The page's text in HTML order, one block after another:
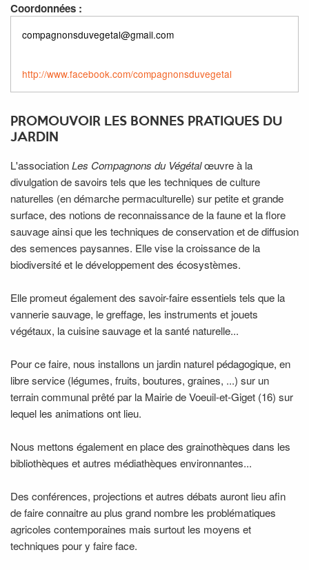
Coordonnées :
compagnonsduvegetal@gmail.com
http://www.facebook.com/compagnonsduvegetal
PROMOUVOIR LES BONNES PRATIQUES DU
JARDIN
L'associationLes Compagnons du Végétalœuvre à la
divulgation de savoirs tels que les techniques de culture
naturelles (en démarche permaculturelle) sur petite et grande
surface, des notions de reconnaissance de la faune et la flore
sauvage ainsi que les techniques de conservation et de diffusion
des semences paysannes. Elle vise la croissance de la
biodiversité et le développement des écosystèmes.
Elle promeut également des savoir-faire essentiels tels que la
vannerie sauvage, le greffage, les instruments et jouets
végétaux, la cuisine sauvage et la santé naturelle...
Pour ce faire, nous installons un jardin naturel pédagogique, en
libre service (légumes, fruits, boutures, graines, ...) sur un
terrain communal prêté par la Mairie de Voeuil-et-Giget (16) sur
lequel les animations ont lieu.
Nous mettons également en place des grainothèques dans les
bibliothèques et autres médiathèques environnantes...
Des conférences, projections et autres débats auront lieu afin
de faire connaitre au plus grand nombre les problématiques
agricoles contemporaines mais surtout les moyens et
techniques pour y faire face.